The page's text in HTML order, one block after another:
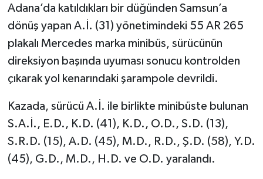
Adana’da katıldıkları bir düğünden Samsun’a
dönüş yapan A.İ. (31) yönetimindeki 55 AR 265
plakalı Mercedes marka minibüs, sürücünün
direksiyon başında uyuması sonucu kontrolden
çıkarak yol kenarındaki şarampole devrildi.
Kazada, sürücü A.İ. ile birlikte minibüste bulunan
S.A.İ., E.D., K.D. (41), K.D., O.D., S.D. (13),
S.R.D. (15), A.D. (45), M.D., R.D., Ş.D. (58), Y.D.
(45), G.D., M.D., H.D. ve O.D. yaralandı.